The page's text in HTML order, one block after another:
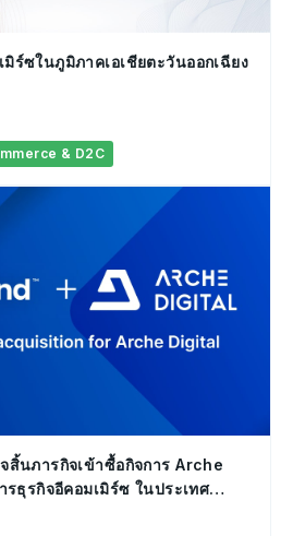
ร์ซในภูมิภาคเอเชียตะวันออกเฉียง
& D2C
สิ้นภารกิจเข้าซื้อกิจการ Arche
ธุรกิจอีคอมเมิร์ซ ในประเทศ